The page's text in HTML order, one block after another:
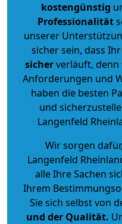
kostengünstig
Professionalität
unserer
sicher sein, dass
sicherverläuft, denn
Anforderungen und
haben die besten
und
Langenfeld
Wir sorgen
Langenfeld
alle Ihre Sachen
Ihrem
Sie sich selbst von
und der Qualität.